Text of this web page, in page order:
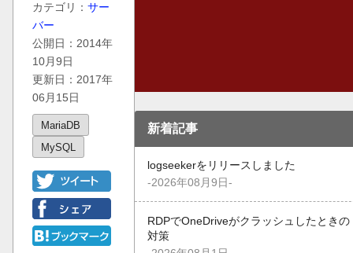
カテゴリ： サー
バー
公開日：2014年
10月9日
更新日：2017年
06月15日
MariaDB
MySQL
新着記事
logseekerをリリースしました
-2026年08月9日-
RDPでOneDriveがクラッシュしたときの
対策